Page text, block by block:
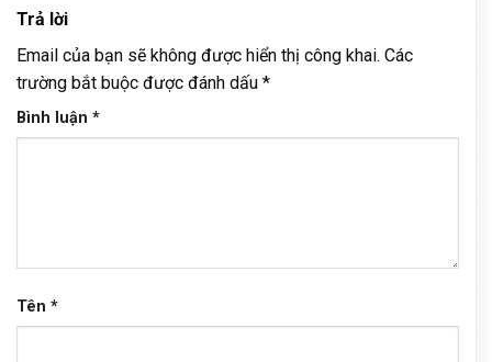
Trả lời
Email của bạn sẽ không được hiển thị công khai. Các
trường bắt buộc được đánh dấu *
Bình luận *
Tên *